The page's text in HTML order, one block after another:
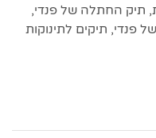
, תיק החתלה של פנדי,
פנדי, תיקים לתינוקות